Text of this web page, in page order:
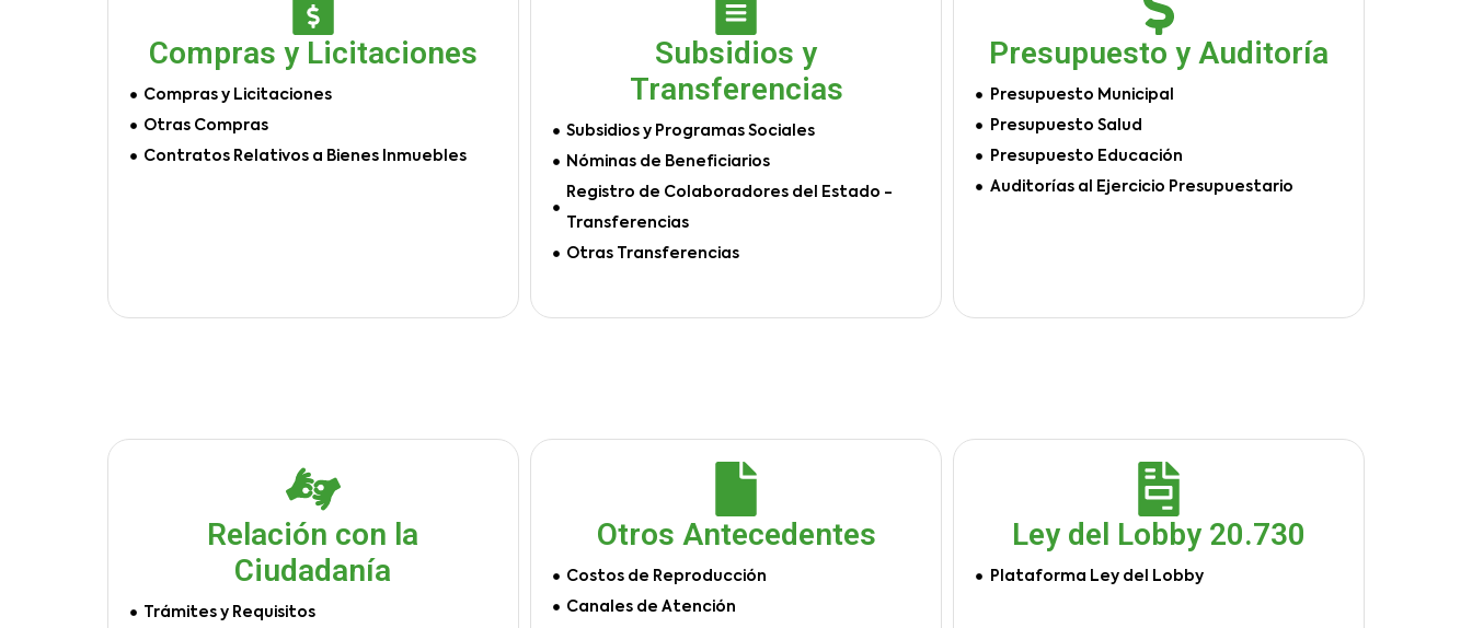
Compras y Licitaciones
Compras y Licitaciones
Otras Compras
Contratos Relativos a Bienes Inmuebles
Subsidios y
Transferencias
Subsidios y Programas Sociales
Nóminas de Beneficiarios
Registro de Colaboradores del Estado -
Transferencias
Otras Transferencias
Presupuesto y Auditoría
Presupuesto Municipal
Presupuesto Salud
Presupuesto Educación
Auditorías al Ejercicio Presupuestario
Relación con la
Ciudadanía
Trámites y Requisitos
Otros Antecedentes
Costos de Reproducción
Canales de Atención
Ley del Lobby 20.730
Plataforma Ley del Lobby